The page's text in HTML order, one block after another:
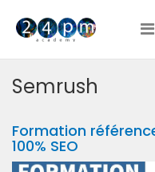
Semrush
Formation
100% SEO